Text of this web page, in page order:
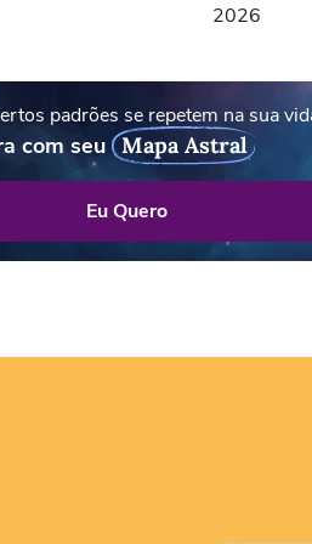
2026
padrões se repetem na sua
com seu Mapa Astral
Eu Quero